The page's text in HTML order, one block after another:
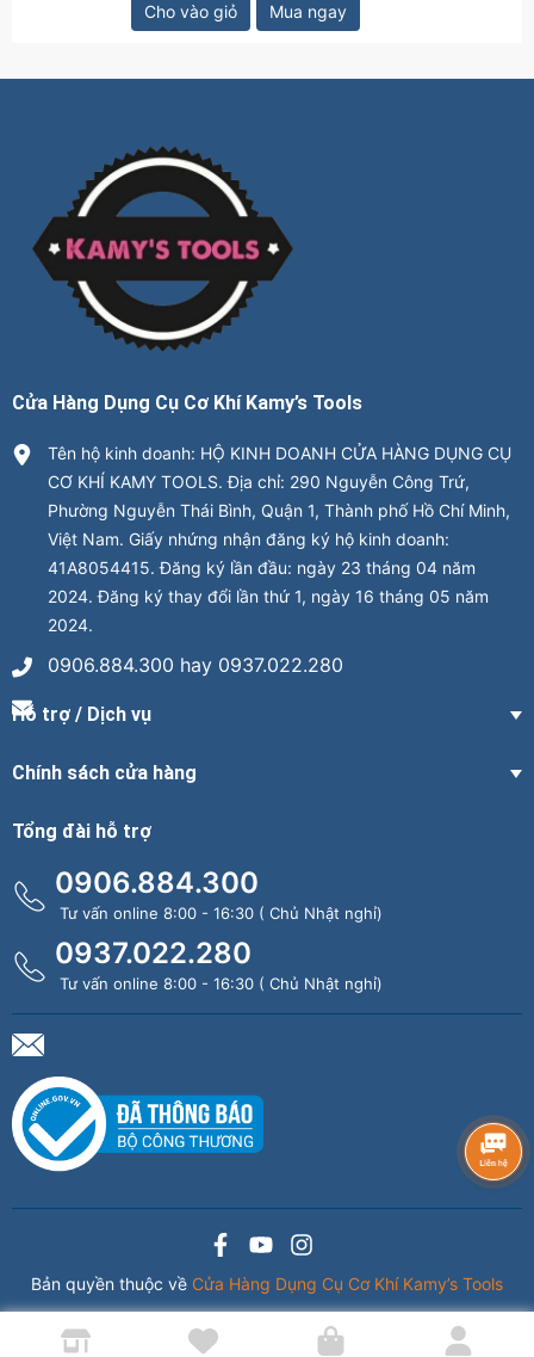
Cho vào giỏ Mua ngay
Cửa Hàng Dụng Cụ Cơ Khí Kamy’s Tools
Tên hộ kinh doanh: HỘ KINH DOANH CỬA HÀNG DỤNG CỤ
CƠ KHÍ KAMY TOOLS. Địa chỉ: 290 Nguyễn Công Trứ,
Phường Nguyễn Thái Bình, Quận 1, Thành phố Hồ Chí Minh,
Việt Nam. Giấy nhứng nhận đăng ký hộ kinh doanh:
41A8054415. Đăng ký lần đầu: ngày 23 tháng 04 năm
2024. Đăng ký thay đổi lần thứ 1, ngày 16 tháng 05 năm
2024.
0906.884.300 hay 0937.022.280
Hỗ trợ / Dịch vụ
Chính sách cửa hàng
Tổng đài hỗ trợ
0906.884.300
Tư vấn online 8:00 - 16:30 ( Chủ Nhật nghỉ)
0937.022.280
Tư vấn online 8:00 - 16:30 ( Chủ Nhật nghỉ)
Bản quyền thuộc về Cửa Hàng Dụng Cụ Cơ Khí Kamy’s Tools